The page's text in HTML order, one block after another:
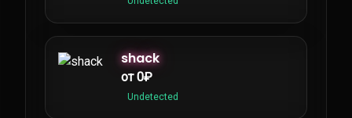
shack
от 0₽
Undetected